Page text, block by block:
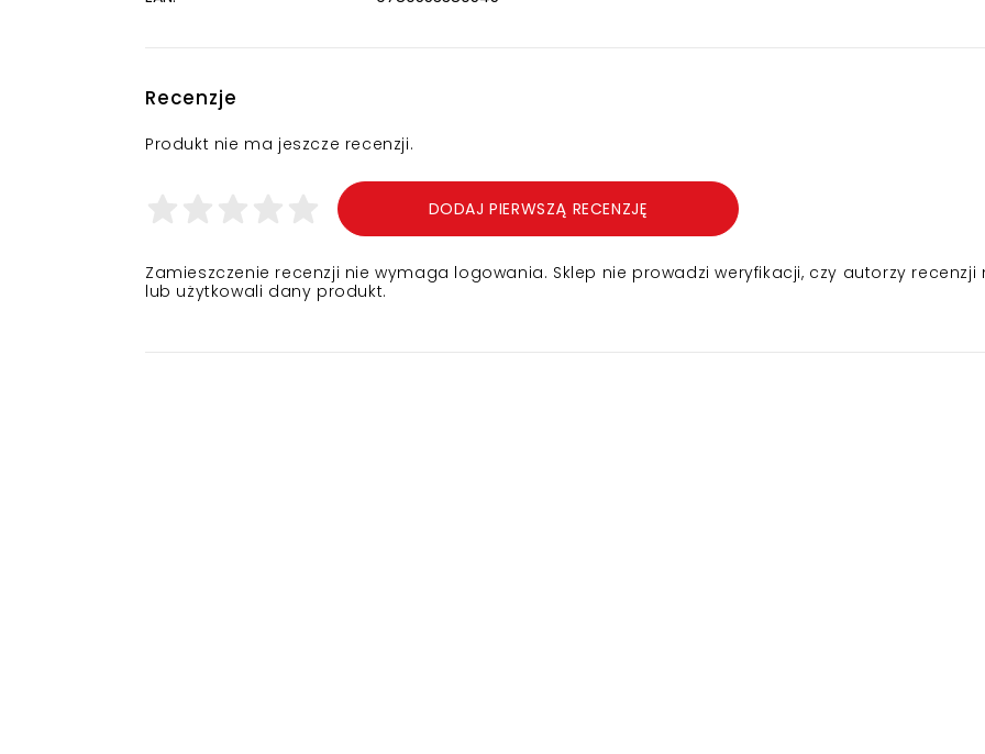
Recenzje
Produkt nie ma jeszcze recenzji.
DODAJ PIERWSZĄ RECENZJĘ
Zamieszczenie recenzji nie wymaga logowania. Sklep nie prowadzi weryfikacji, czy autorzy recenzji
lub użytkowali dany produkt.